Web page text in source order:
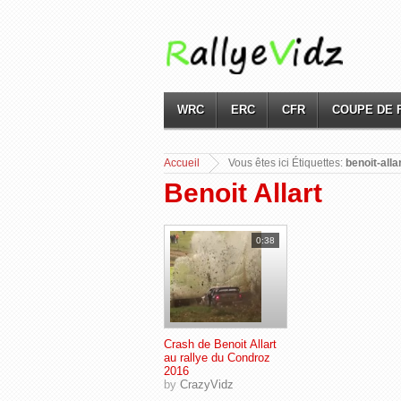
WRC ERC CFR COUPE DE
Vous
Accueil êtes ici Étiquettes: benoit-
Benoit Allart
0:38
Crash de Benoit Allart
au rallye du Condroz
2016
by CrazyVidz